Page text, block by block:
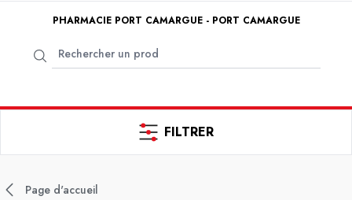
PHARMACIE PORT CAMARGUE - PORT CAMARGUE
FILTRER
Page d'accueil